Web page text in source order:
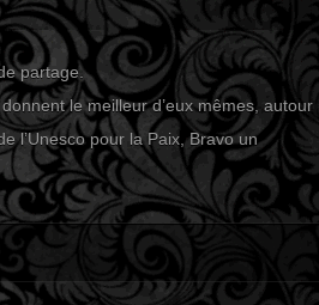
partage.
le meilleur d’eux mêmes, autour
l’Unesco pour la Paix, Bravo un